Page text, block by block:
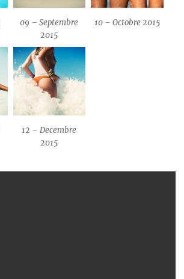
09 – Septembre
2015
10 – Octobre 2015
12 – Decembre
2015